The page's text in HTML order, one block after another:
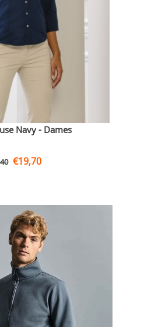
Navy - Dames
€19,70